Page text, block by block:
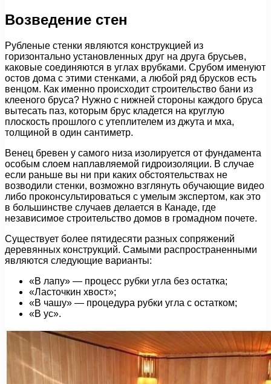
Возведение стен
Рубленые стенки являются конструкцией из
горизонтально установленных друг на друга брусьев,
каковые соединяются в углах врубками. Срубом именуют
остов дома с этими стенками, а любой ряд брусков есть
венцом. Как именно происходит строительство бани из
клееного бруса? Нужно с нижней стороны каждого бруса
вытесать паз, которым брус кладется на круглую
плоскость прошлого с утеплителем из джута и мха,
толщиной в один сантиметр.
Венец бревен у самого низа изолируется от фундамента
особым слоем наплавляемой гидроизоляции. В случае
если раньше вы ни при каких обстоятельствах не
возводили стенки, возможно взглянуть обучающие видео
либо проконсультироваться с умелым экспертом, как это
в большинстве случаев делается в Канаде, где
независимое строительство домов в громадном почете.
Существует более пятидесяти разных сопряжений
деревянных конструкций. Самыми распространенными
являются следующие варианты:
«В лапу» — процесс рубки угла без остатка;
«Ласточкин хвост»;
«В чашу» — процедура рубки угла с остатком;
«В ус».